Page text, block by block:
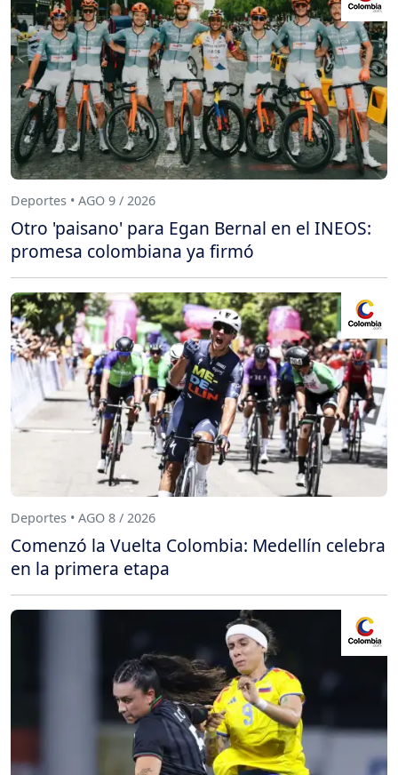
Deportes • AGO 9 / 2026
Otro 'paisano' para Egan Bernal en el INEOS:
promesa colombiana ya firmó
Deportes • AGO 8 / 2026
Comenzó la Vuelta Colombia: Medellín celebra
en la primera etapa